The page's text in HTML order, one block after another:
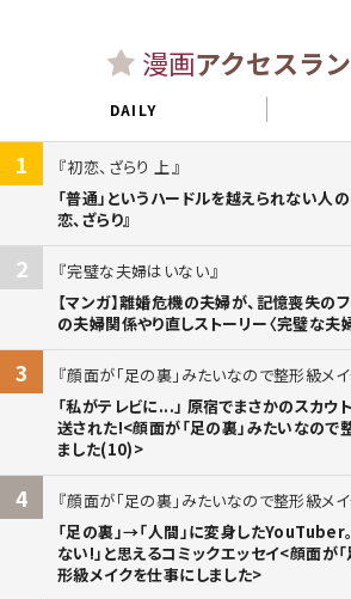
漫画アクセスラ
DAILY
1
初恋、ざらり 上
「普通」というハードルを越えられない人
恋、ざらり』
2
完璧な夫婦はいない
【マンガ】離婚危機の夫婦が、記憶喪失の
の夫婦関係やり直しストーリー〈完璧な夫
3
顔面が「足の裏」みたいなので整形級メ
「私がテレビに...」 原宿でまさかのスカ
送された!<顔面が「足の裏」みたいなので
ました(10)>
4
顔面が「足の裏」みたいなので整形級メ
「足の裏」→「人間」に変身したYouTuber
ない!」と思えるコミックエッセイ<顔面が
形級メイクを仕事にしました>